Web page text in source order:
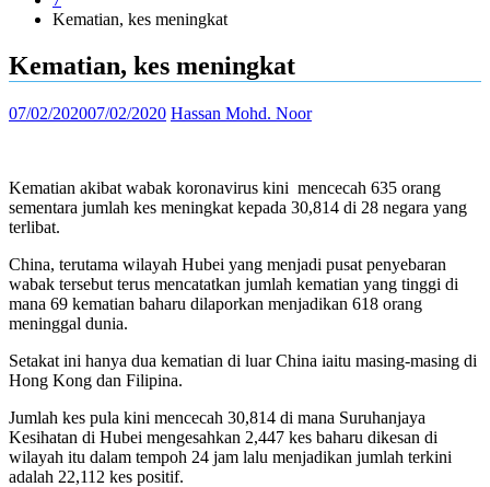
Kematian, kes meningkat
Kematian, kes meningkat
07/02/202007/02/2020 Hassan Mohd. Noor
Kematian akibat wabak koronavirus kini mencecah 635 orang
sementara jumlah kes meningkat kepada 30,814 di 28 negara yang
terlibat.
China, terutama wilayah Hubei yang menjadi pusat penyebaran
wabak tersebut terus mencatatkan jumlah kematian yang tinggi di
mana 69 kematian baharu dilaporkan menjadikan 618 orang
meninggal dunia.
Setakat ini hanya dua kematian di luar China iaitu masing-masing di
Hong Kong dan Filipina.
Jumlah kes pula kini mencecah 30,814 di mana Suruhanjaya
Kesihatan di Hubei mengesahkan 2,447 kes baharu dikesan di
wilayah itu dalam tempoh 24 jam lalu menjadikan jumlah terkini
adalah 22,112 kes positif.